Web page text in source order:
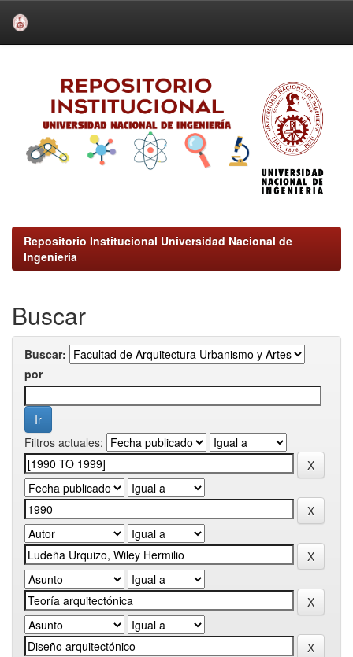
Repositorio Institucional Universidad Nacional de
Ingeniería
Buscar
Buscar:
por
Filtros actuales: